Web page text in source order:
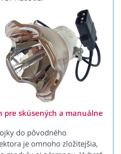
pre skúsených a manuálne
do pôvodného
je omnoho zložitejšia,